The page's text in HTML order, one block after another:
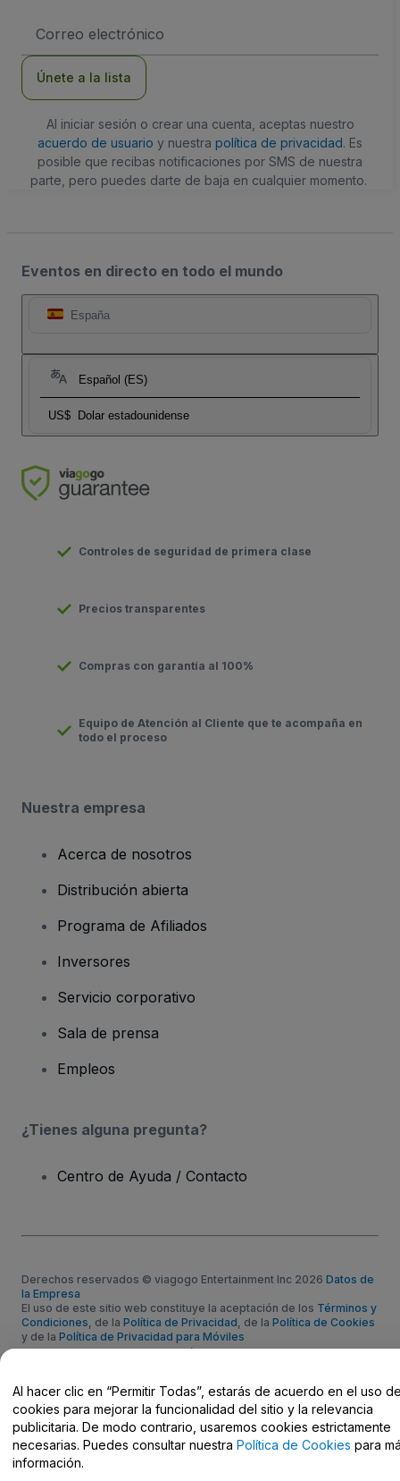
de
Únete a la lista
Al iniciar sesión o crear una cuenta, aceptas nuestro
acuerdo de usuario y nuestra política de privacidad. Es
posible que recibas notificaciones por SMS de nuestra
parte, pero puedes darte de baja en cualquier momento.
Eventos en directo en todo el mundo
España
Español (ES)
US$ Dolar estadounidense
Controles de seguridad de primera clase
Precios transparentes
Compras con garantía al 100%
Equipo de Atención al Cliente que te acompaña en
todo el proceso
Nuestra empresa
Acerca de nosotros
Distribución abierta
Programa de Afiliados
Inversores
Servicio corporativo
Sala de prensa
Empleos
¿Tienes alguna pregunta?
Centro de Ayuda / Contacto
Derechos reservados © viagogo Entertainment Inc 2026 Datos de
la Empresa
El uso de este sitio web constituye la aceptación de los Términos y
Condiciones, de la Política de Privacidad, de la Política de Cookies
y de la Política de Privacidad para Móviles
No compartir mi información personal ni tus opciones de
Al hacer clic en “Permitir Todas”, estarás de acuerdo en el uso
cookies para mejorar la funcionalidad del sitio y la relevancia
publicitaria. De modo contrario, usaremos cookies estrictamente
necesarias. Puedes consultar nuestra Política de Cookies para
información.